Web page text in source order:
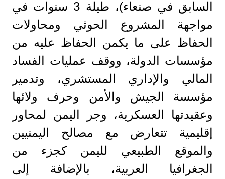
السابق في صنعاء)، طيلة 3 سنوات في
مواجهة المشروع الحوثي ومحاولات
الحفاظ على ما يكمن الحفاظ عليه من
مؤسسات الدولة، ووقف عمليات الفساد
المالي والإداري المستشري، وتدمير
مؤسسة الجيش والأمن وحرف ولائها
وعقيدتها العسكرية، وجر اليمن لمحاور
إقليمية تتعارض مع مصالح اليمنيين
والموقع الطبيعي لليمن كجزء من
الجغرافيا العربية، بالإضافة إلى